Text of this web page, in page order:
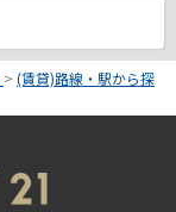
> (賃貸)路線・駅から探